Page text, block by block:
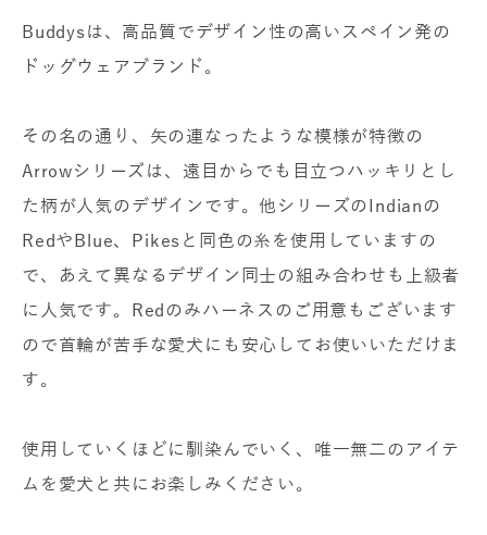
Buddysは、高品質でデザイン性の高いスペイン発の
ドッグウェアブランド。
その名の通り、矢の連なったような模様が特徴の
Arrowシリーズは、遠目からでも目立つハッキリとし
た柄が人気のデザインです。他シリーズのIndianの
RedやBlue、Pikesと同色の糸を使用していますの
で、あえて異なるデザイン同士の組み合わせも上級者
に人気です。Redのみハーネスのご用意もございます
ので首輪が苦手な愛犬にも安心してお使いいただけま
す。
使用していくほどに馴染んでいく、唯一無二のアイテ
ムを愛犬と共にお楽しみください。